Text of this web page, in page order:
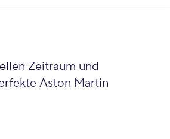
Aston Martin